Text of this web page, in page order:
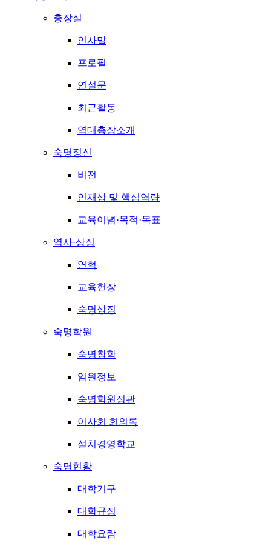
총장실
인사말
프로필
연설문
최근활동
역대총장소개
숙명정신
비전
인재상 및 핵심역량
교육이념·목적·목표
역사·상징
연혁
교육헌장
숙명상징
숙명학원
숙명창학
임원정보
숙명학원정관
이사회 회의록
설치경영학교
숙명현황
대학기구
대학규정
대학요람